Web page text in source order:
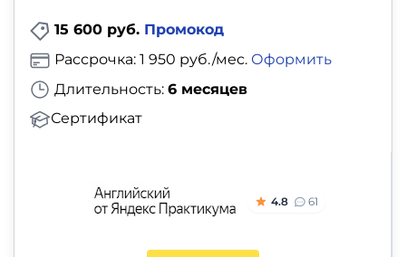
15 600 руб. Промокод
Длительность: 6 месяцев
Сертификат
Рассрочка: 1 950 руб./мес. Оформить
4.8 61